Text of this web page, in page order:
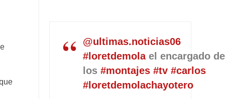
@ultimas.noticias06
#loretdemolael encargado de
los#montajes #tv #carlos
#loretdemolachayotero